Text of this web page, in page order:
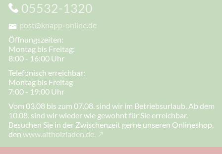
05532-1320
post@knapp-online.de
Öffnungszeiten:
Montag bis Freitag:
8:00 - 16:00 Uhr
Telefonisch erreichbar:
Montag bis Freitag
7:00 - 19:00 Uhr
Vom 03.08 bis zum 07.08. sind wir im Betriebsurlaub. Ab dem
10.08. sind wir wieder wie gewohnt für Sie erreichbar.
Besuchen Sie in der Zwischenzeit gerne unseren Onlineshop,
den www.altholzladen.de.